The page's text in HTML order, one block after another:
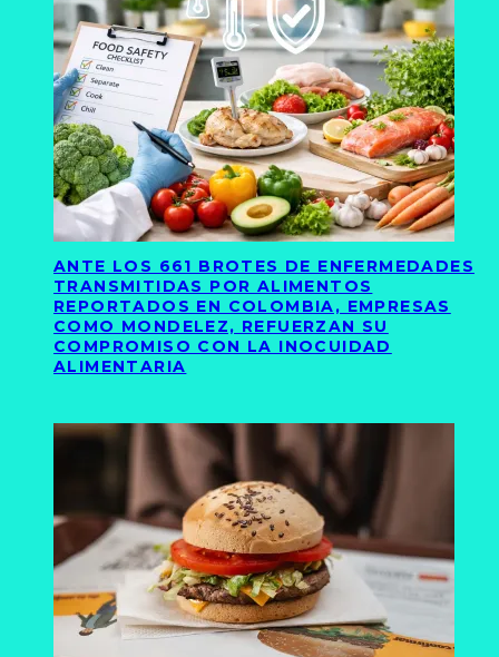
ANTE LOS 661 BROTES DE ENFERMEDADES
TRANSMITIDAS POR ALIMENTOS
REPORTADOS EN COLOMBIA, EMPRESAS
COMO MONDELEZ, REFUERZAN SU
COMPROMISO CON LA INOCUIDAD
ALIMENTARIA